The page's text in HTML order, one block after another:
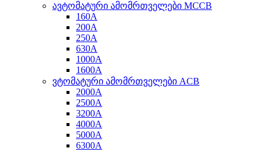
ავტომატური ამომრთველები MCCB
160A
200A
250A
630A
1000A
1600A
ვტომატური ამომრთველები ACB
2000A
2500A
3200A
4000A
5000A
6300A